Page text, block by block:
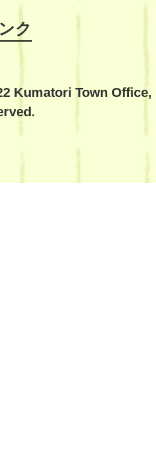
ク
Kumatori Town Office,